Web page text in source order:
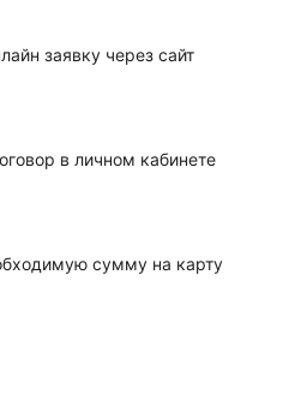
заявку через сайт
в личном кабинете
сумму на карту